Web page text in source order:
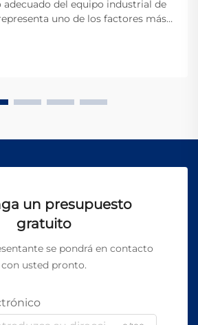
del equipo industrial de
uno de los factores más
en entornos de fabricación
las organizaciones invierten en
un presupuesto
gratuito
se pondrá en contacto
con usted pronto.